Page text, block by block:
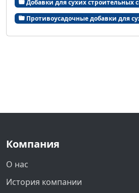
Добавки для сухих строительных
Противоусадочные добавки для
Компания
О нас
История компании